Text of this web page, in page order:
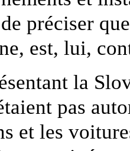
préciser
est, lui,
la
pas
et les